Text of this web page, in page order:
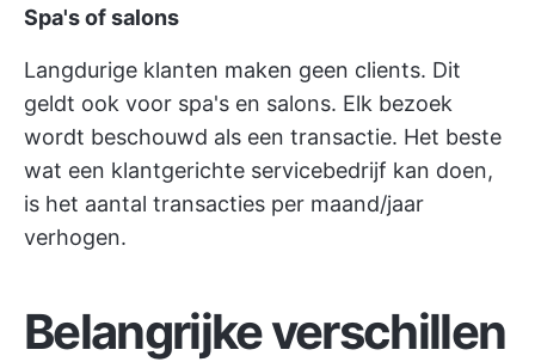
Spa's of salons
Langdurige klanten maken geen clients. Dit
geldt ook voor spa's en salons. Elk bezoek
wordt beschouwd als een transactie. Het beste
wat een klantgerichte servicebedrijf kan doen,
is het aantal transacties per maand/jaar
verhogen.
Belangrijke verschillen